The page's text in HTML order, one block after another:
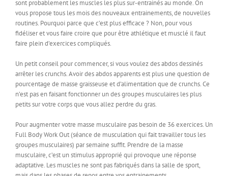
sont probablement les muscles les plus sur-entrainés au monde. On
vous propose tous les mois des nouveaux entrainements, de nouvelles
routines. Pourquoi parce que c’est plus efficace ? Non, pour vous
fidéliser et vous faire croire que pour être athlétique et musclé il faut
faire plein d’exercices compliqués.
Un petit conseil pour commencer, si vous voulez des abdos dessinés
arrêter les crunchs. Avoir des abdos apparents est plus une question de
pourcentage de masse graisseuse et d’alimentation que de crunchs. Ce
n’est pas en faisant fonctionner un des groupes musculaires les plus
petits sur votre corps que vous allez perdre du gras.
Pour augmenter votre masse musculaire pas besoin de 36 exercices. Un
Full Body Work Out (séance de musculation qui fait travailler tous les
groupes musculaires) par semaine suffit. Prendre de la masse
musculaire, c’est un stimulus approprié qui provoque une réponse
adaptative. Les muscles ne sont pas fabriqués dans la salle de sport,